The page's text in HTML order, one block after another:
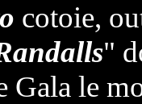
cotoie,
"
Gala le